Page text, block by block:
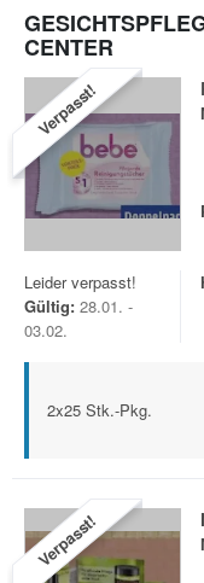
CENTER
Verpasst!
Leider verpasst!
Gültig: 28.01. -
03.02.
2x25 Stk.-Pkg.
Verpasst!